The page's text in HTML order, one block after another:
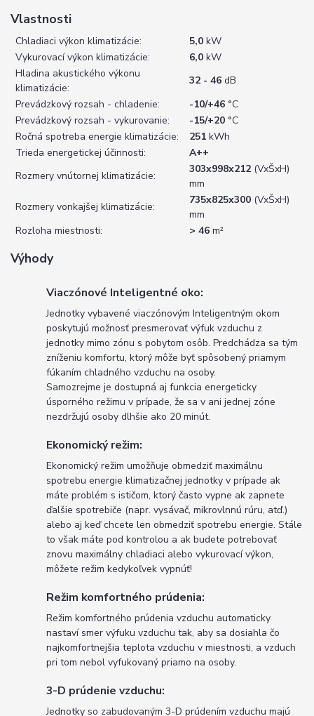
Vlastnosti
Chladiaci výkon klimatizácie: 5,0 kW
Vykurovací výkon klimatizácie:
6,0 kW
Hladina akustického výkonu
klimatizácie:
32 - 46 dB
Prevádzkový rozsah - chladenie:
-10/+46 °C
Prevádzkový rozsah - vykurovanie:
-15/+20 °C
Ročná spotreba energie klimatizácie:
251 kWh
Trieda energetickej účinnosti:
A++
Rozmery vnútornej klimatizácie:
303x998x212 (VxŠxH)
mm
Rozmery vonkajšej klimatizácie:
735x825x300 (VxŠxH)
mm
Rozloha miestnosti:
> 46 m²
Výhody
Viaczónové Inteligentné oko:
Jednotky vybavené viaczónovým Inteligentným okom
poskytujú možnosť presmerovať výfuk vzduchu z
jednotky mimo zónu s pobytom osôb. Predchádza sa tým
zníženiu komfortu, ktorý môže byť spôsobený priamym
fúkaním chladného vzduchu na osoby.
Samozrejme je dostupná aj funkcia energeticky
úsporného režimu v prípade, že sa v ani jednej zóne
nezdržujú osoby dlhšie ako 20 minút.
Ekonomický režim:
Ekonomický režim umožňuje obmedziť maximálnu
spotrebu energie klimatizačnej jednotky v prípade ak
máte problém s ističom, ktorý často vypne ak zapnete
ďalšie spotrebiče (napr. vysávač, mikrovlnnú rúru, atď.)
alebo aj keď chcete len obmedziť spotrebu energie. Stále
to však máte pod kontrolou a ak budete potrebovať
znovu maximálny chladiaci alebo vykurovací výkon,
môžete režim kedykoľvek vypnúť!
Režim komfortného prúdenia:
Režim komfortného prúdenia vzduchu automaticky
nastaví smer výfuku vzduchu tak, aby sa dosiahla čo
najkomfortnejšia teplota vzduchu v miestnosti, a vzduch
pri tom nebol vyfukovaný priamo na osoby.
3-D prúdenie vzduchu:
Jednotky so zabudovaným 3-D prúdením vzduchu majú